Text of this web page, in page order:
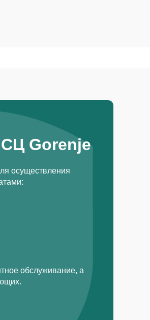
Gorenje
осуществления
обслуживание, а